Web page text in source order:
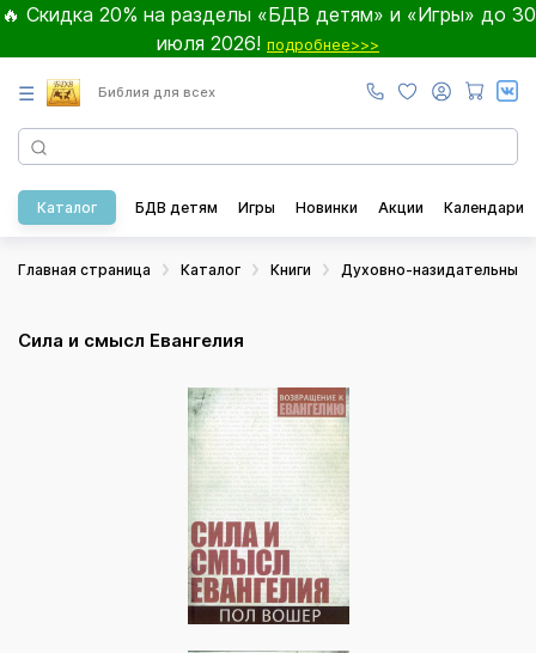
🔥 Скидка 20% на разделы «БДВ детям» и «Игры» до 30
июля 2026! подробнее>>>
☰ Библия для всех
Каталог БДВ детям Игры Новинки Акции Календари
Главная страница Каталог Книги Духовно-назидательные
Сила и смысл Евангелия